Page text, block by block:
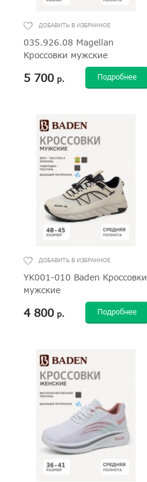
035.926.08 Magellan
Кроссовки мужские
5 700 р. Подробнее
YK001-010 Baden Кроссовки
мужские
4 800 р. Подробнее